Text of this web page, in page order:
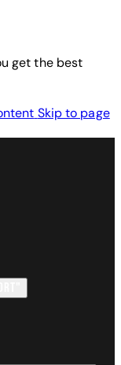
get the best
Skip to page